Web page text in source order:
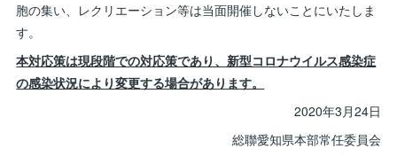
胞の集い、レクリエーション等は当面開催しないことにいたしま
す。
本対応策は現段階での対応策であり、新型コロナウイルス感染症
の感染状況により変更する場合があります。
2020年3月24日
総聯愛知県本部常任委員会